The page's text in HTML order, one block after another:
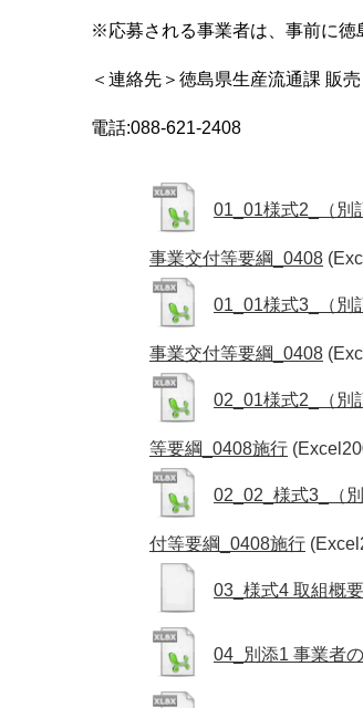
※応募される事業者は、事前に徳
＜連絡先＞徳島県生産流通課 販
電話:088-621-2408
01_01様式2_（別
事業交付等要綱_0408
01_01様式3_（別
事業交付等要綱_0408
02_01様式2_（別
等要綱_0408施行
02_02_様式3_（
付等要綱_0408施行
03_様式4 取組概
04_別添1 事業者